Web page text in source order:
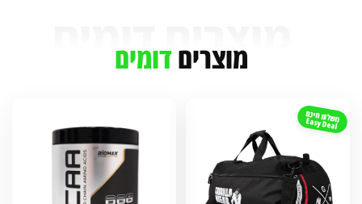
מוצריםדומים
משלוח חינם
Easy Deal